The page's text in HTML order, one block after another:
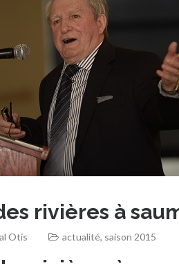
rivières à
Otis actualité, saison 2015